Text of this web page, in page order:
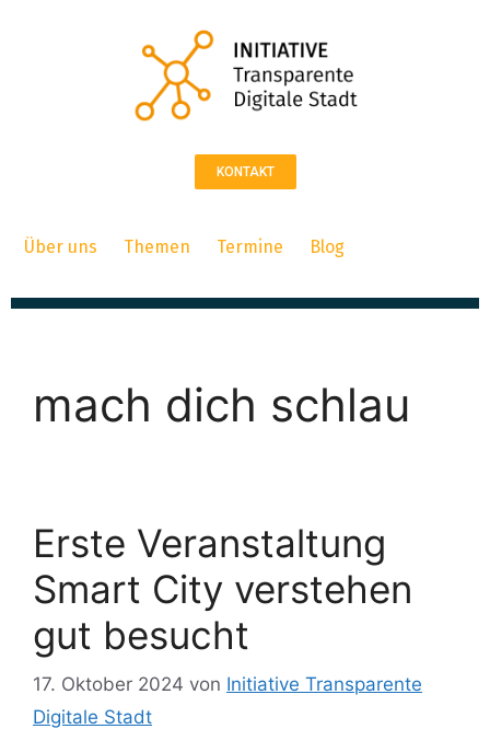
Über uns Themen Termine Blog
KONTAKT
mach dich schlau
Erste Veranstaltung
Smart City verstehen
gut besucht
17. Oktober 2024 von Initiative Transparente
Digitale Stadt